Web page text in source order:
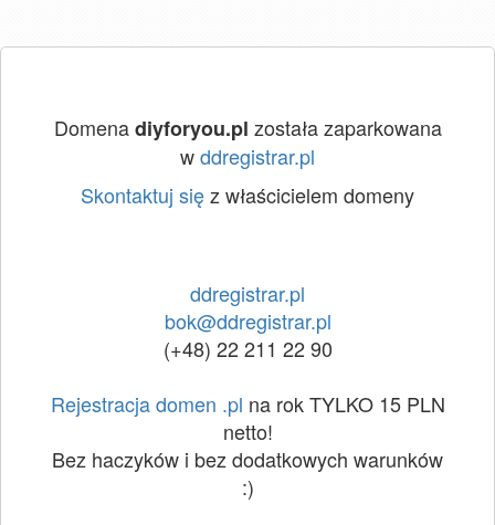
Domenadiyforyou.pl została zaparkowana
wddregistrar.pl
Skontaktuj sięz właścicielem domeny
ddregistrar.pl
bok@ddregistrar.pl
(+48) 22 211 22 90
Rejestracja domen .pl na rok TYLKO 15 PLN
netto!
Bez haczyków i bez dodatkowych warunków
:)